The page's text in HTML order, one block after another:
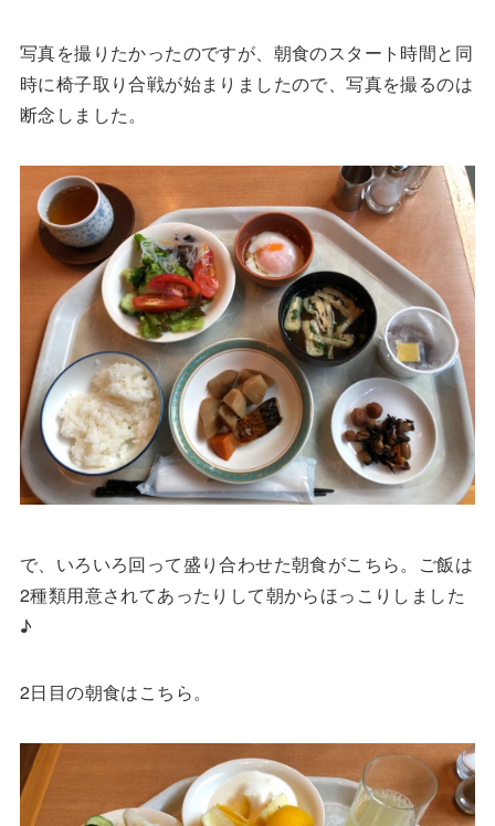
写真を撮りたかったのですが、朝食のスタート時間と同
時に椅子取り合戦が始まりましたので、写真を撮るのは
断念しました。
で、いろいろ回って盛り合わせた朝食がこちら。ご飯は
2種類用意されてあったりして朝からほっこりしました
♪
2日目の朝食はこちら。